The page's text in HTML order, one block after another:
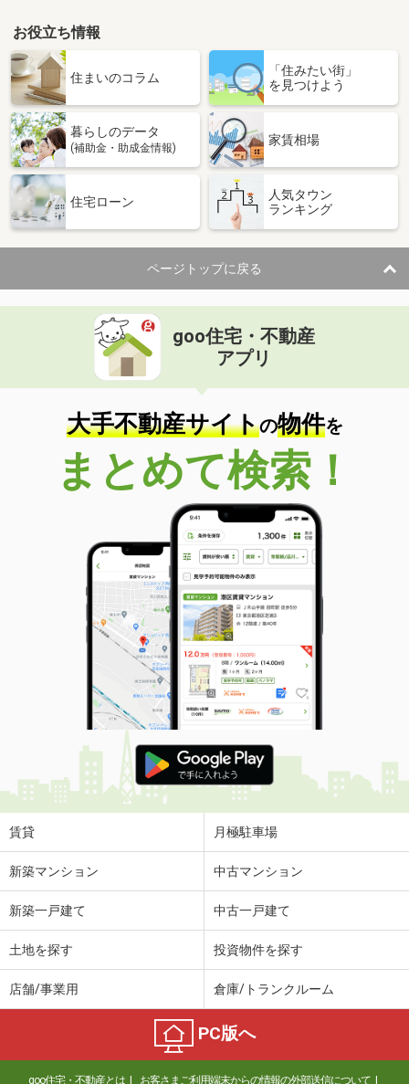
お役立ち情報
住まいのコラム
「住みたい街」
を見つけよう
暮らしのデータ
(補助金・助成金情報)
家賃相場
住宅ローン
人気タウン
ランキング
ページトップに戻る
goo住宅・不動産
アプリ
大手不動産サイトの物件を
まとめて検索！
賃貸 月極駐車場
新築マンション 中古マンション
新築一戸建て 中古一戸建て
土地を探す 投資物件を探す
店舗/事業用 倉庫/トランクルーム
PC版へ
goo住宅・不動産とは お客さまご利用端末からの情報の外部送信について